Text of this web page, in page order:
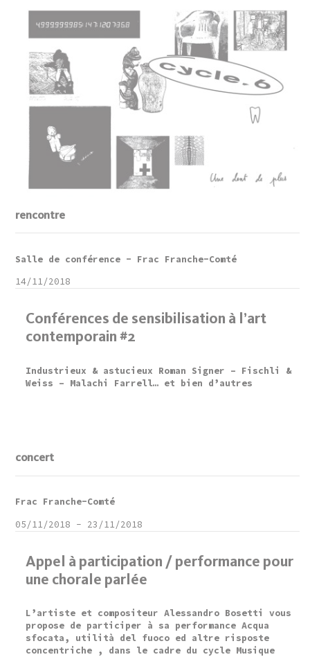
rencontre
Conférences de sensibilisation à l’art
contemporain #2
Industrieux & astucieux Roman Signer – Fischli &
Weiss – Malachi Farrell… et bien d’autres
Salle de conférence - Frac Franche-Comté
14/11/2018
concert
Appel à participation / performance pour
une chorale parlée
L’artiste et compositeur Alessandro Bosetti vous
propose de participer à sa performance Acqua
sfocata, utilità del fuoco ed altre risposte
concentriche , dans le cadre du cycle Musique
Frac Franche-Comté
05/11/2018 - 23/11/2018